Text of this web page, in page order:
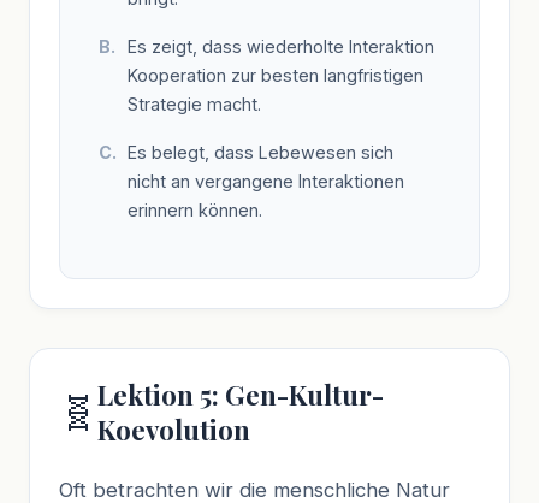
Es zeigt, dass wiederholte Interaktion
Kooperation zur besten langfristigen
Strategie macht.
Es belegt, dass Lebewesen sich
nicht an vergangene Interaktionen
erinnern können.
🧬 Lektion 5: Gen-Kultur-
Koevolution
Oft betrachten wir die menschliche Natur